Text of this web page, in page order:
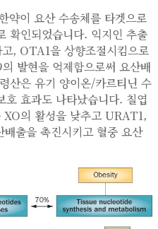
약이 요산 수송체를 타겟으로
확인되었습니다. 익지인 추출
, OTA1을 상향조절시킴으로
발현을 억제함으로써 요산배
산은 유기 양이온/카르티닌 수
호 효과도 나타났습니다. 칠엽
의 활성을 낮추고 URAT1,
출을 촉진시키고 혈중 요산